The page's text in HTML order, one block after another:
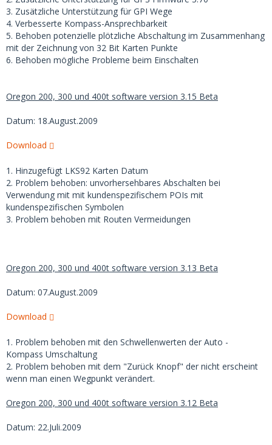
3. Zusätzliche Unterstützung für GPI Wege
4. Verbesserte Kompass-Ansprechbarkeit
5. Behoben potenzielle plötzliche Abschaltung im Zusammenhang
mit der Zeichnung von 32 Bit Karten Punkte
6. Behoben mögliche Probleme beim Einschalten
Oregon 200, 300 und 400t software version 3.15 Beta
Datum: 18.August.2009
Download
1. Hinzugefügt LKS92 Karten Datum
2. Problem behoben: unvorhersehbares Abschalten bei
Verwendung mit mit kundenspezifischem POIs mit
kundenspezifischen Symbolen
3. Problem behoben mit Routen Vermeidungen
Oregon 200, 300 und 400t software version 3.13 Beta
Datum: 07.August.2009
Download
1. Problem behoben mit den Schwellenwerten der Auto -
Kompass Umschaltung
2. Problem behoben mit dem "Zurück Knopf" der nicht erscheint
wenn man einen Wegpunkt verändert.
Oregon 200, 300 und 400t software version 3.12 Beta
Datum: 22.Juli.2009